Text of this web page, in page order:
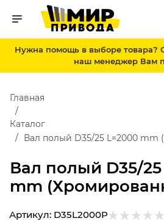
Нужна помощь в выборе товара?
наш менеджер Вам
Вал полый D35/
mm
Главная
Каталог
Вал полый D35/25 L=2000
Артикул: D35L2000P